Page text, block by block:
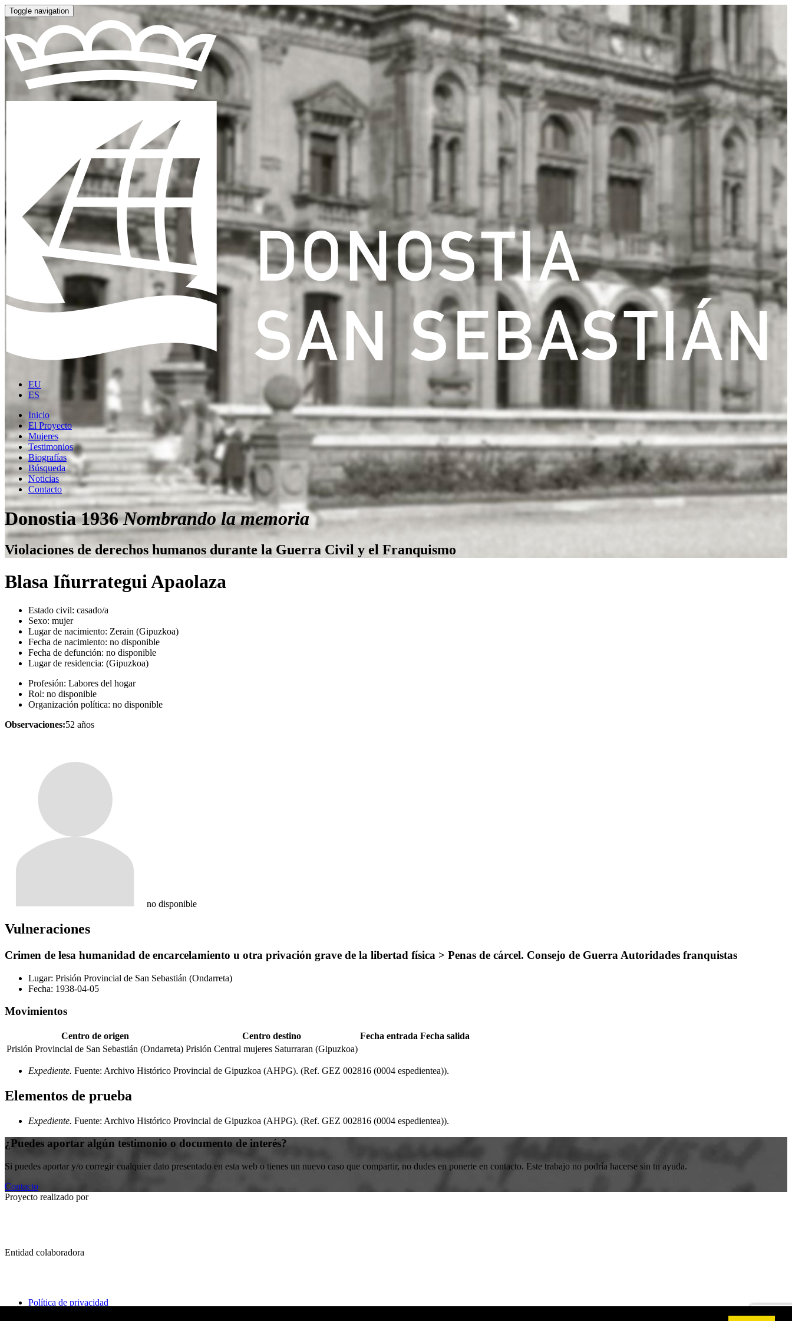
Toggle navigation
EU
ES
Inicio
El Proyecto
Mujeres
Testimonios
Biografías
Búsqueda
Noticias
Contacto
Donostia 1936Nombrando la memoria
Violaciones de derechos humanos durante la Guerra Civil y el Franquismo
Blasa Iñurrategui Apaolaza
Estado civil: casado/a
Sexo: mujer
Lugar de nacimiento: Zerain (Gipuzkoa)
Fecha de nacimiento: no disponible
Fecha de defunción: no disponible
Lugar de residencia: (Gipuzkoa)
Profesión: Labores del hogar
Rol: no disponible
Organización política: no disponible
Observaciones:52 años
no disponible
Vulneraciones
Crimen de lesa humanidad de encarcelamiento u otra privación grave de la libertad física > Penas de cárcel. Consejo de Guerra Autoridades franquistas
Lugar: Prisión Provincial de San Sebastián (Ondarreta)
Fecha: 1938-04-05
Movimientos
Centro de origen Centro destino Fecha entrada Fecha salida
Prisión Provincial de San Sebastián (Ondarreta) Prisión Central mujeres Saturraran (Gipuzkoa)
Expediente. Fuente: Archivo Histórico Provincial de Gipuzkoa (AHPG). (Ref. GEZ 002816 (0004 espedientea)).
Elementos de prueba
Expediente. Fuente: Archivo Histórico Provincial de Gipuzkoa (AHPG). (Ref. GEZ 002816 (0004 espedientea)).
¿Puedes aportar algún testimonio o documento de interés?
Si puedes aportar y/o corregir cualquier dato presentado en esta web o tienes un nuevo caso que compartir, no dudes en ponerte en contacto. Este trabajo no podría hacerse sin tu ayuda.
Contacto
Proyecto realizado por
Entidad colaboradora
Política de privacidad